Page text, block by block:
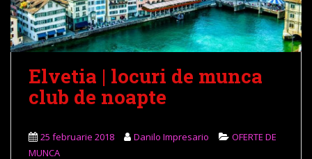
Elvetia | locuri de munca
club de noapte
25 februarie 2018 Danilo Impresario
OFERTE DE
MUNCA